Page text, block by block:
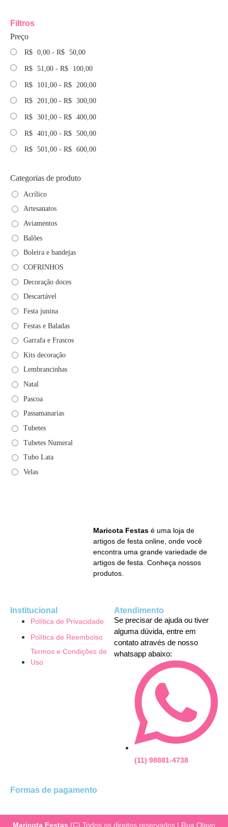
Filtros
Preço
R$ 0,00 - R$ 50,00
R$ 51,00 - R$ 100,00
R$ 101,00 - R$ 200,00
R$ 201,00 - R$ 300,00
R$ 301,00 - R$ 400,00
R$ 401,00 - R$ 500,00
R$ 501,00 - R$ 600,00
Categorias de produto
Acrílico
Artesanatos
Aviamentos
Balões
Boleira e bandejas
COFRINHOS
Decoração doces
Descartável
Festa junina
Festas e Baladas
Garrafa e Frascos
Kits decoração
Lembrancinhas
Natal
Pascoa
Passamanarias
Tubetes
Tubetes Numeral
Tubo Lata
Velas
Maricota Festas é uma loja de
artigos de festa online, onde você
encontra uma grande variedade de
artigos de festa. Conheça nossos
produtos.
Institucional
Política de Privacidade
Política de Reembolso
Termos e Condições de
Uso
Atendimento
Se precisar de ajuda ou tiver
alguma dúvida, entre em
contato através de nosso
whatsapp abaixo:
(11) 98881-4738
Formas de pagamento
Maricota Festas (C) Todos os direitos reservados | Rua Olavo